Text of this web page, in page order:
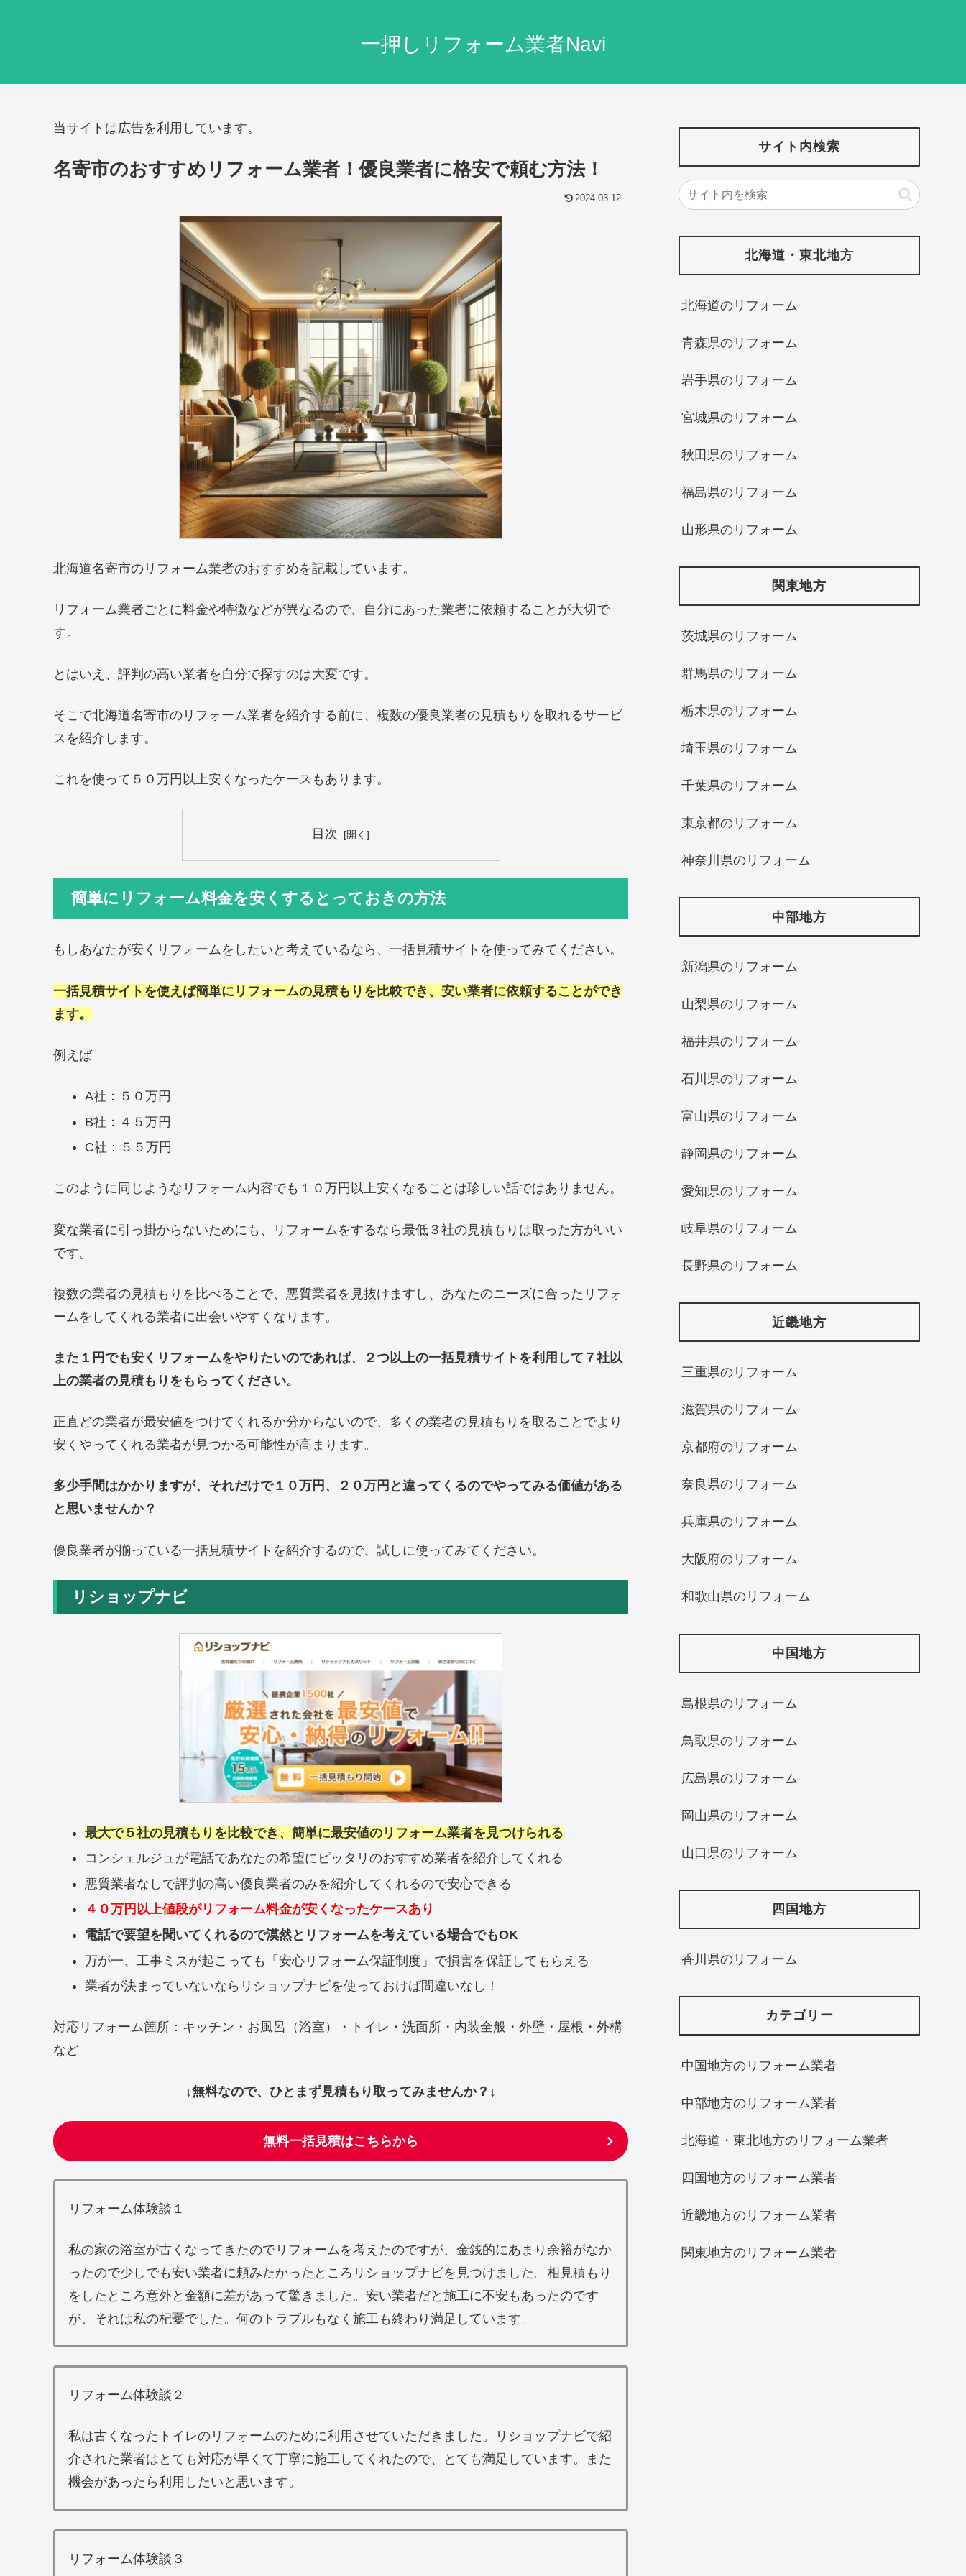
一押しリフォーム業者Navi
当サイトは広告を利用しています。
名寄市‎のおすすめリフォーム業者！優良業者に格安で頼む方法！
2024.03.12
北海道名寄市のリフォーム業者のおすすめを記載しています。
リフォーム業者ごとに料金や特徴などが異なるので、自分にあった業者に依頼することが大切で
す。
とはいえ、評判の高い業者を自分で探すのは大変です。
そこで北海道名寄市のリフォーム業者を紹介する前に、複数の優良業者の見積もりを取れるサービ
スを紹介します。
これを使って５０万円以上安くなったケースもあります。
目次
簡単にリフォーム料金を安くするとっておきの方法
もしあなたが安くリフォームをしたいと考えているなら、一括見積サイトを使ってみてください。
一括見積サイトを使えば簡単にリフォームの見積もりを比較でき、安い業者に依頼することができ
ます。
例えば
A社：５０万円
B社：４５万円
C社：５５万円
このように同じようなリフォーム内容でも１０万円以上安くなることは珍しい話ではありません。
変な業者に引っ掛からないためにも、リフォームをするなら最低３社の見積もりは取った方がいい
です。
複数の業者の見積もりを比べることで、悪質業者を見抜けますし、あなたのニーズに合ったリフォ
ームをしてくれる業者に出会いやすくなります。
また１円でも安くリフォームをやりたいのであれば、２つ以上の一括見積サイトを利用して７社以
上の業者の見積もりをもらってください。
正直どの業者が最安値をつけてくれるか分からないので、多くの業者の見積もりを取ることでより
安くやってくれる業者が見つかる可能性が高まります。
多少手間はかかりますが、それだけで１０万円、２０万円と違ってくるのでやってみる価値がある
と思いませんか？
優良業者が揃っている一括見積サイトを紹介するので、試しに使ってみてください。
リショップナビ
最大で５社の見積もりを比較でき、簡単に最安値のリフォーム業者を見つけられる
コンシェルジュが電話であなたの希望にピッタリのおすすめ業者を紹介してくれる
悪質業者なしで評判の高い優良業者のみを紹介してくれるので安心できる
４０万円以上値段がリフォーム料金が安くなったケースあり
電話で要望を聞いてくれるので漠然とリフォームを考えている場合でもOK
万が一、工事ミスが起こっても「安心リフォーム保証制度」で損害を保証してもらえる
業者が決まっていないならリショップナビを使っておけば間違いなし！
対応リフォーム箇所：キッチン・お風呂（浴室）・トイレ・洗面所・内装全般・外壁・屋根・外構
など
↓無料なので、ひとまず見積もり取ってみませんか？↓
無料一括見積はこちらから
リフォーム体験談１
私の家の浴室が古くなってきたのでリフォームを考えたのですが、金銭的にあまり余裕がなか
ったので少しでも安い業者に頼みたかったところリショップナビを見つけました。相見積もり
をしたところ意外と金額に差があって驚きました。安い業者だと施工に不安もあったのです
が、それは私の杞憂でした。何のトラブルもなく施工も終わり満足しています。
リフォーム体験談２
私は古くなったトイレのリフォームのために利用させていただきました。リショップナビで紹
介された業者はとても対応が早くて丁寧に施工してくれたので、とても満足しています。また
機会があったら利用したいと思います。
リフォーム体験談３
サイト内検索
北海道・東北地方
北海道‎のリフォーム
青森県のリフォーム
岩手県のリフォーム
宮城県のリフォーム
秋田県のリフォーム
福島県のリフォーム
山形県のリフォーム
関東地方
茨城県のリフォーム
群馬県のリフォーム
栃木県のリフォーム
埼玉県のリフォーム
千葉県のリフォーム
東京都のリフォーム
神奈川県のリフォーム
中部地方
新潟県のリフォーム
山梨県のリフォーム
福井県のリフォーム
石川県のリフォーム
富山県のリフォーム
静岡県のリフォーム
愛知県のリフォーム
岐阜県のリフォーム
長野県のリフォーム
近畿地方
三重県のリフォーム
滋賀県のリフォーム
京都府のリフォーム
奈良県のリフォーム
兵庫県のリフォーム
大阪府のリフォーム
和歌山県のリフォーム
中国地方
島根県のリフォーム
鳥取県のリフォーム
広島県のリフォーム
岡山県のリフォーム
山口県のリフォーム
四国地方
香川県のリフォーム
カテゴリー
中国地方のリフォーム業者
中部地方のリフォーム業者
北海道・東北地方のリフォーム業者
四国地方のリフォーム業者
近畿地方のリフォーム業者
関東地方のリフォーム業者